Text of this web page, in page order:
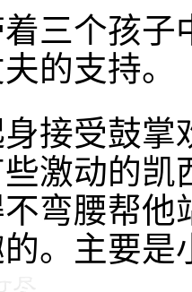
个孩子
的支持。
受鼓掌
激动的
不弯腰帮
。主要是